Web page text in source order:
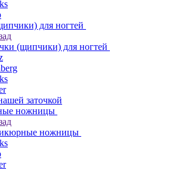
для ногтей
(щипчики) для ногтей
заточкой
ножницы
ножницы